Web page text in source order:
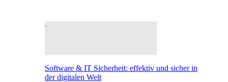
Software & IT Sicherheit: effektiv und sicher in
der digitalen Welt